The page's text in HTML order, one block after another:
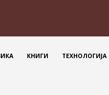
КНИГИ ТЕХНОЛОГИЈА